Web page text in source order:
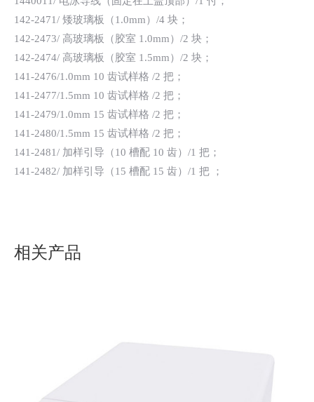
142-2471/ 矮玻璃板（1.0mm）/4 块；
142-2473/ 高玻璃板（胶室 1.0mm）/2 块；
142-2474/ 高玻璃板（胶室 1.5mm）/2 块；
141-2476/1.0mm 10 齿试样格 /2 把；
141-2477/1.5mm 10 齿试样格 /2 把；
141-2479/1.0mm 15 齿试样格 /2 把；
141-2480/1.5mm 15 齿试样格 /2 把；
141-2481/ 加样引导（10 槽配 10 齿）/1 把；
141-2482/ 加样引导（15 槽配 15 齿）/1 把 ；
相关产品